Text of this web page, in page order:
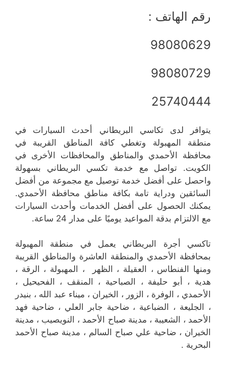
رقم الهاتف :
98080629
98080729
25740444
يتوافر لدى تكاسي البريطاني أحدث السيارات في
منطقة المهبولة وتغطي كافة المناطق القريبة في
محافظة الأحمدي والمناطق والمحافظات الأخرى في
الكويت. تواصل مع خدمة تكسي البريطاني بسهولة
واحصل على أفضل خدمة توصيل مع مجموعة من أفضل
السائقين ودراية تامة بكافة مناطق محافظة الأحمدي.
يمكنك الحصول على أفضل الخدمات وأحدث السيارات
مع الالتزام بدقة المواعيد يوميًا على مدار 24 ساعة.
تاكسي أجرة البريطاني يعمل في منطقة المهبولة
بمحافظة الأحمدي والمنطقة العاشرة والمناطق القريبة
‎ومنها الفنطاس ، العقيلة ، الظهر ، المهبولة ، الرقة ،
هدية ، أبو حليفة ، الصباحية ، المنقف ، الفحيحيل ،
الأحمدي ، الوفرة ، الزور ، الخيران ، ميناء عبد الله ، بنيدر
، الجليعة ، الضباعية ، ضاحية جابر العلي ، ضاحية فهد
الأحمد ، الشعيبة ، مدينة صباح الأحمد ، النويصيب ، مدينة
الخيران ، ضاحية علي صباح السالم ، مدينة صباح الأحمد
البحرية .